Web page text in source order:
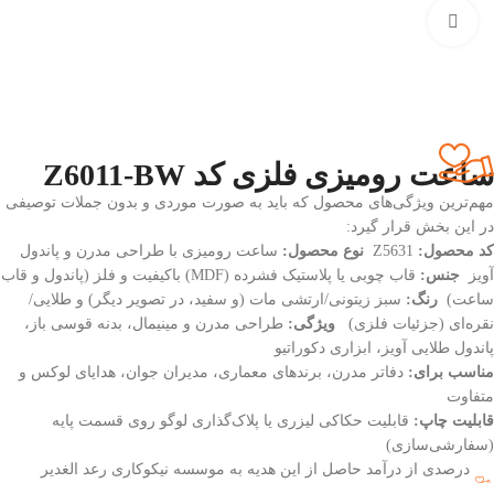
ساعت رومیزی فلزی کد Z6011-BW
مهم‌ترین ویژگی‌های محصول که باید به صورت موردی و بدون جملات توصیفی
در این بخش قرار گیرد:
کد محصول:
نوع محصول: ساعت رومیزی با طراحی مدرن و پاندول
آویز جنس:
قاب چوبی یا پلاستیک فشرده (MDF) باکیفیت و فلز (پاندول و قاب
ساعت) رنگ: سبز زیتونی/ارتشی مات (و سفید، در تصویر دیگر) و طلایی/
نقره‌ای (جزئیات فلزی) ویژگی: طراحی مدرن و مینیمال، بدنه قوسی باز،
پاندول طلایی آویز، ابزاری دکوراتیو
مناسب برای: دفاتر مدرن، برندهای معماری، مدیران جوان، هدایای لوکس و
متفاوت
قابلیت چاپ: قابلیت حکاکی لیزری یا پلاک‌گذاری لوگو روی قسمت پایه
(سفارشی‌سازی)
درصدی از درآمد حاصل از این هدیه به موسسه نیکوکاری رعد الغدیر